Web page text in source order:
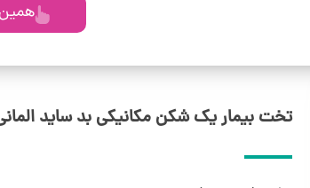
تخت بیمار یک شکن مکانیکی بد ساید